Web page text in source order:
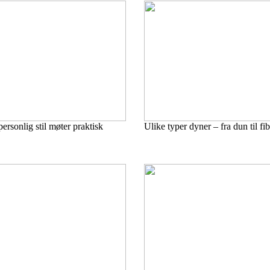
stil møter praktisk Ulike typer dyner – fra dun til